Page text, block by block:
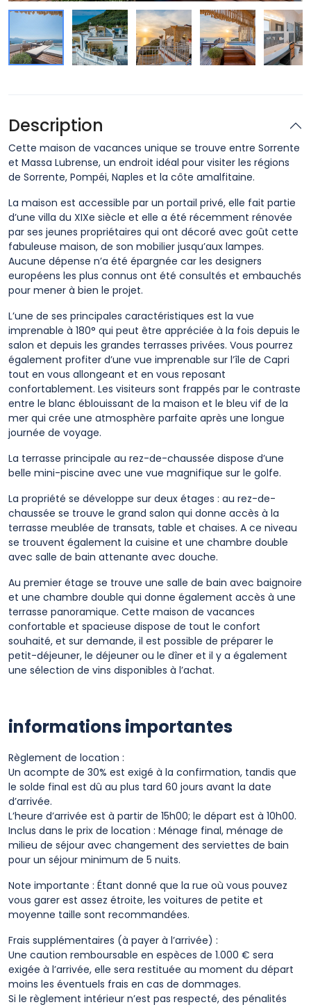
Description
Cette maison de vacances unique se trouve entre Sorrente
et Massa Lubrense, un endroit idéal pour visiter les régions
de Sorrente, Pompéi, Naples et la côte amalfitaine.
La maison est accessible par un portail privé, elle fait partie
d’une villa du XIXe siècle et elle a été récemment rénovée
par ses jeunes propriétaires qui ont décoré avec goût cette
fabuleuse maison, de son mobilier jusqu’aux lampes.
Aucune dépense n’a été épargnée car les designers
européens les plus connus ont été consultés et embauchés
pour mener à bien le projet.
L’une de ses principales caractéristiques est la vue
imprenable à 180° qui peut être appréciée à la fois depuis le
salon et depuis les grandes terrasses privées. Vous pourrez
également profiter d’une vue imprenable sur l’île de Capri
tout en vous allongeant et en vous reposant
confortablement. Les visiteurs sont frappés par le contraste
entre le blanc éblouissant de la maison et le bleu vif de la
mer qui crée une atmosphère parfaite après une longue
journée de voyage.
La terrasse principale au rez-de-chaussée dispose d’une
belle mini-piscine avec une vue magnifique sur le golfe.
La propriété se développe sur deux étages : au rez-de-
chaussée se trouve le grand salon qui donne accès à la
terrasse meublée de transats, table et chaises. A ce niveau
se trouvent également la cuisine et une chambre double
avec salle de bain attenante avec douche.
Au premier étage se trouve une salle de bain avec baignoire
et une chambre double qui donne également accès à une
terrasse panoramique. Cette maison de vacances
confortable et spacieuse dispose de tout le confort
souhaité, et sur demande, il est possible de préparer le
petit-déjeuner, le déjeuner ou le dîner et il y a également
une sélection de vins disponibles à l’achat.
informations importantes
Règlement de location :
Un acompte de 30% est exigé à la confirmation, tandis que
le solde final est dû au plus tard 60 jours avant la date
d’arrivée.
L’heure d’arrivée est à partir de 15h00; le départ est à 10h00.
Inclus dans le prix de location : Ménage final, ménage de
milieu de séjour avec changement des serviettes de bain
pour un séjour minimum de 5 nuits.
Note importante : Étant donné que la rue où vous pouvez
vous garer est assez étroite, les voitures de petite et
moyenne taille sont recommandées.
Frais supplémentaires (à payer à l’arrivée) :
Une caution remboursable en espèces de 1.000 € sera
exigée à l’arrivée, elle sera restituée au moment du départ
moins les éventuels frais en cas de dommages.
Si le règlement intérieur n’est pas respecté, des pénalités